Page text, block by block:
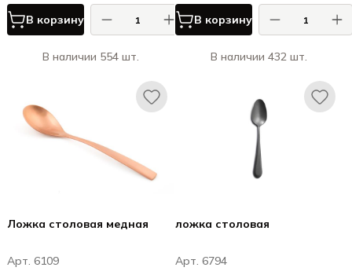
В корзину
В наличии 554 шт.
В корзину
В наличии 432 шт.
Ложка столовая медная
Арт. 6109
ложка столовая
Арт. 6794